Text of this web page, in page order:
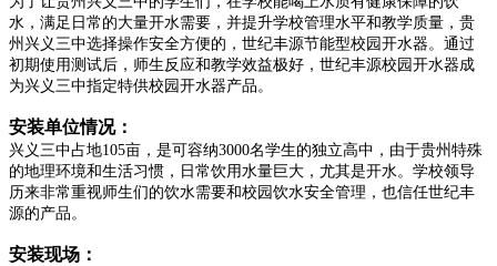
水，满足日常的大量开水需要，并提升学校管理水平和教学质量，贵
州兴义三中选择操作安全方便的，世纪丰源节能型校园开水器。通过
初期使用测试后，师生反应和教学效益极好，世纪丰源校园开水器成
为兴义三中指定特供校园开水器产品。
安装单位情况：
兴义三中占地105亩，是可容纳3000名学生的独立高中，由于贵州特殊
的地理环境和生活习惯，日常饮用水量巨大，尤其是开水。学校领导
历来非常重视师生们的饮水需要和校园饮水安全管理，也信任世纪丰
源的产品。
安装现场：